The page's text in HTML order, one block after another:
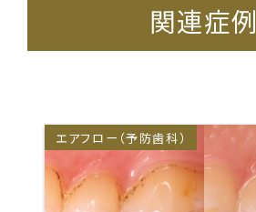
関連症例
エアフロー（予防歯科）